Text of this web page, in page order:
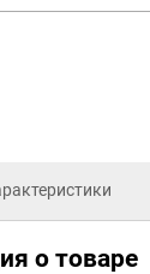
о товаре